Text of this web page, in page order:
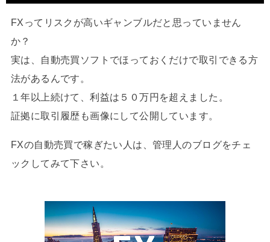
FXってリスクが高いギャンブルだと思っていません
か？
実は、自動売買ソフトでほっておくだけで取引できる方
法があるんです。
１年以上続けて、利益は５０万円を超えました。
証拠に取引履歴も画像にして公開しています。
FXの自動売買で稼ぎたい人は、管理人のブログをチェ
ックしてみて下さい。